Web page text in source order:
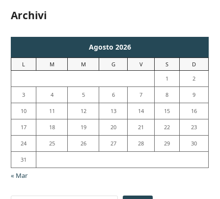
Archivi
Agosto 2026
L M M G V S
D
1
2
3 4 5 6 7 8 9
10 11 12 13 14 15 16
17 18 19 20 21 22 23
24 25 26 27 28 29 30
31
« Mar